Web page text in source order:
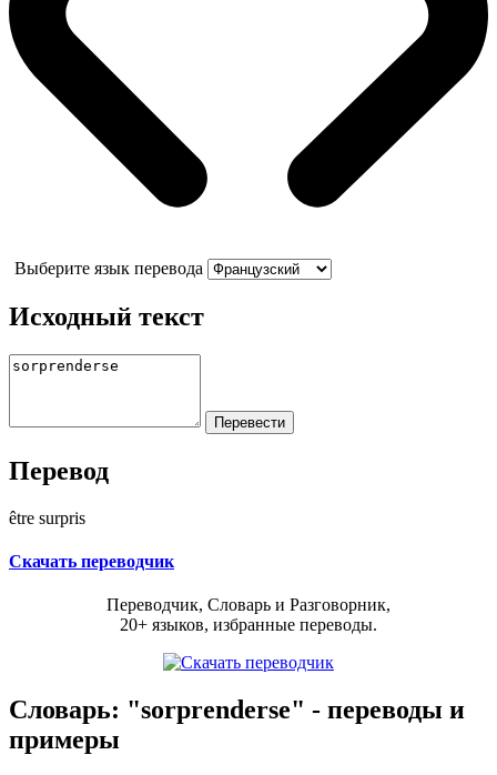
Выберите язык перевода
Исходный текст
Перевод
être surpris
Скачать переводчик
Переводчик, Словарь и Разговорник,
20+ языков, избранные переводы.
Словарь: "sorprenderse" - переводы и
примеры